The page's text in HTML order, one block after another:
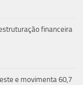
financeira
e movimenta 60,7